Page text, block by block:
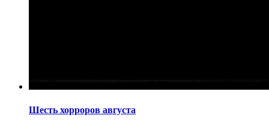
Шесть хорроров августа